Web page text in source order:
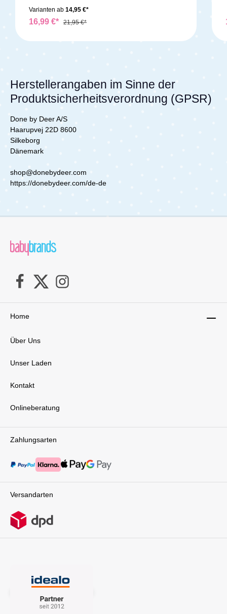
bleibt. Dank des verstellbaren Verschlusses
passt es sowohl Babys als auch Kleinkindern
und verfügt über praktische elastische
Streifen verziert und sieht einfach entzückend
aus.Lieferumfang:Ärmeltaschen-Lätzchen
Stripes
Varianten ab 14,95 €*
16,99 €* 21,95 €*
Herstellerangaben im Sinne der
Produktsicherheitsverordnung (GPSR)
Done by Deer A/S
Haarupvej 22D 8600
Silkeborg
Dänemark
shop@donebydeer.com
https://donebydeer.com/de-de
Zahlungsarten
Versandarten
Home
Über Uns
Unser Laden
Kontakt
Onlineberatung